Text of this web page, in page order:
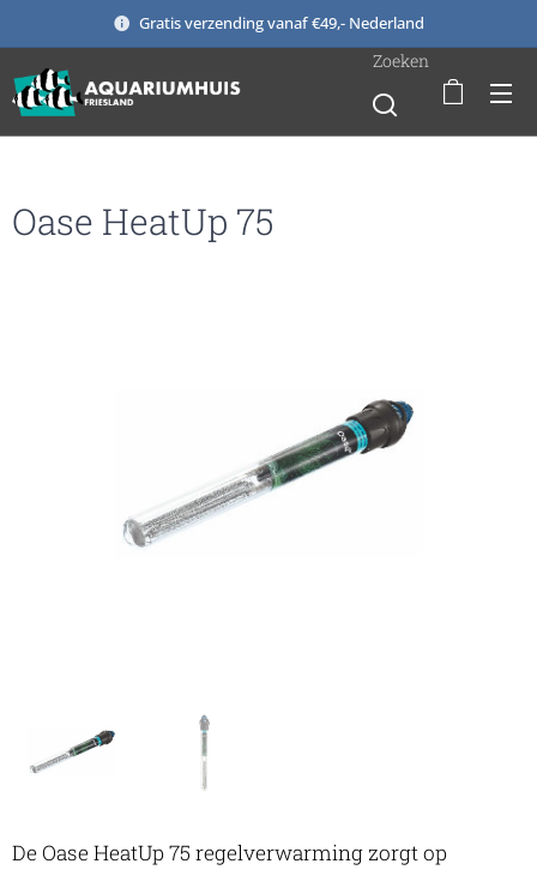
Gratis verzending vanaf €49,- Nederland
Zoeken
Oase HeatUp 75
De Oase HeatUp 75 regelverwarming zorgt op